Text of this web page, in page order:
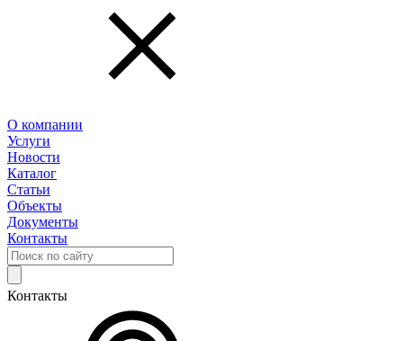
О компании
Услуги
Новости
Каталог
Статьи
Объекты
Документы
Контакты
Контакты